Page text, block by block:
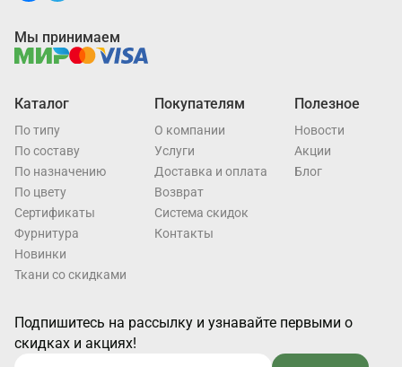
Каталог
По типу
По составу
По назначению
По цвету
Cертификаты
Фурнитура
Новинки
Ткани со скидками
Покупателям
О компании
Услуги
Доставка и оплата
Возврат
Система скидок
Контакты
Полезное
Новости
Акции
Блог
Подпишитесь на рассылку и узнавайте первыми о
скидках и акциях!
Мы принимаем